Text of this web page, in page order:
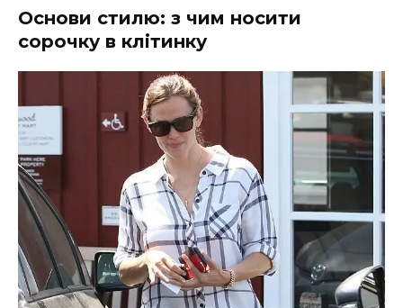
Основи стилю: з чим носити
сорочку в клітинку